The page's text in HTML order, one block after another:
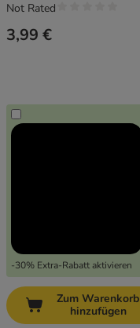
3,99 €
-30% Extra-Rabatt aktivieren
Not Rated
Zum Warenkorb
hinzufügen